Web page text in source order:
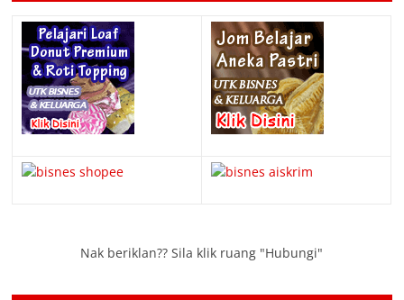
Nak beriklan?? Sila klik ruang "Hubungi"